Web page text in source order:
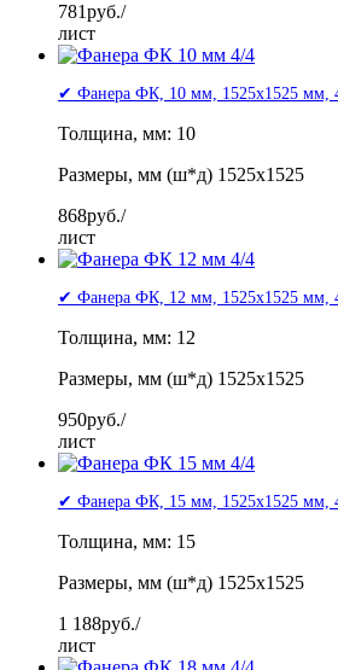
781руб./
лист
✔ Фанера ФК, 10 мм, 1525x1525 мм,
Толщина, мм: 10
Размеры, мм (ш*д) 1525x1525
868руб./
лист
✔ Фанера ФК, 12 мм, 1525x1525 мм,
Толщина, мм: 12
Размеры, мм (ш*д) 1525x1525
950руб./
лист
✔ Фанера ФК, 15 мм, 1525x1525 мм,
Толщина, мм: 15
Размеры, мм (ш*д) 1525x1525
1 188руб./
лист